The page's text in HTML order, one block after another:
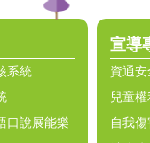
系統
口說展能樂
宣導
資通
兒童
自我